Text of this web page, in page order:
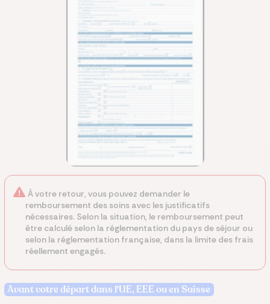
À votre retour, vous pouvez demander le
remboursement des soins avec les justificatifs
nécessaires. Selon la situation, le remboursement peut
être calculé selon la réglementation du pays de séjour ou
selon la réglementation française, dans la limite des frais
réellement engagés.
Avant votre départ dans l'UE, EEE ou en Suisse